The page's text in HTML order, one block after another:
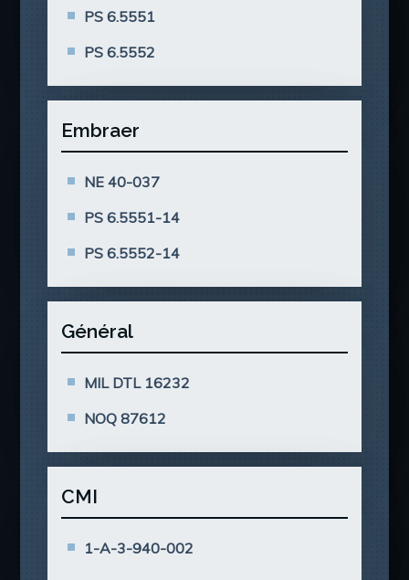
PS 6.5551
PS 6.5552
Embraer
NE 40-037
PS 6.5551-14
PS 6.5552-14
Général
MIL DTL 16232
NOQ 87612
CMI
1-A-3-940-002